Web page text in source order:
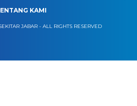
KAMI
JABAR - ALL RIGHTS RESERVED